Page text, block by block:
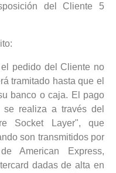
del Cliente 5
pedido del Cliente no
tramitado hasta que el
banco o caja. El pago
realiza a través del
Socket Layer", que
son transmitidos por
American Express,
dadas de alta en